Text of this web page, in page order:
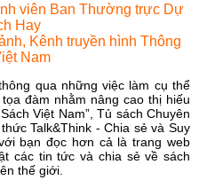
viên Ban Thường trực Dự
Hay
Kênh truyền hình Thông
Nam
qua những việc làm cụ thể
đàm nhằm nâng cao thị hiếu
Việt Nam”, Tủ sách Chuyên
Talk&Think - Chia sẻ và Suy
bạn đọc hơn cả là trang web
các tin tức và chia sẻ về sách
thế giới.